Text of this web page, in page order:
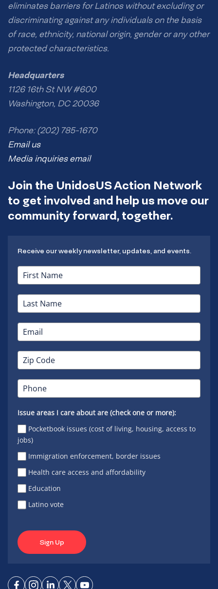
eliminates barriers for Latinos without excluding or
discriminating against any individuals on the basis
of race, ethnicity, national origin, gender or any other
protected characteristics.
Headquarters
1126 16th St NW #600
Washington, DC 20036
Phone: (202) 785-1670
Email us
Media inquiries email
Join the UnidosUS Action Network
to get involved and help us move our
community forward, together.
Receive our weekly newsletter, updates, and events.
Issue areas I care about are (check one or more):
Pocketbook issues (cost of living, housing, access to
jobs)
Immigration enforcement, border issues
Health care access and affordability
Education
Latino vote
Sign Up